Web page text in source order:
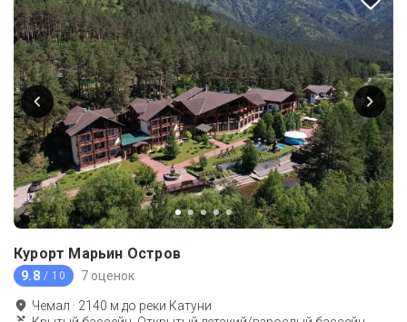
Курорт Марьин Остров
9.8 / 10 7 оценок
Чемал · 2140 м до реки Катуни